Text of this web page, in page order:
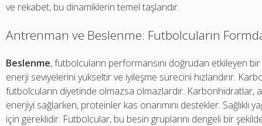
ve rekabet, bu dinamiklerin temel taşlarıdır.
Antrenman ve Beslenme: Futbolcuların
Beslenme, futbolcuların performansını doğrudan etkileyen
enerji seviyelerini yükseltir ve iyileşme sürecini hızlandırır.
futbolcuların diyetinde olmazsa olmazlardır. Karbonhidratlar,
enerjiyi sağlarken, proteinler kas onarımını destekler. Sağlıklı
için gereklidir. Futbolcular, bu besin gruplarını dengeli bir